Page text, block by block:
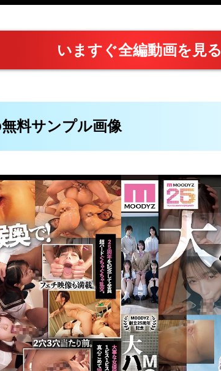
いますぐ全編動画を見る
料サンプル画像